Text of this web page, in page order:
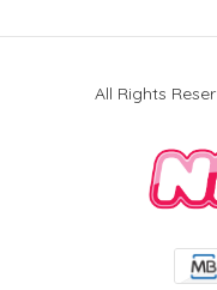
All Rights